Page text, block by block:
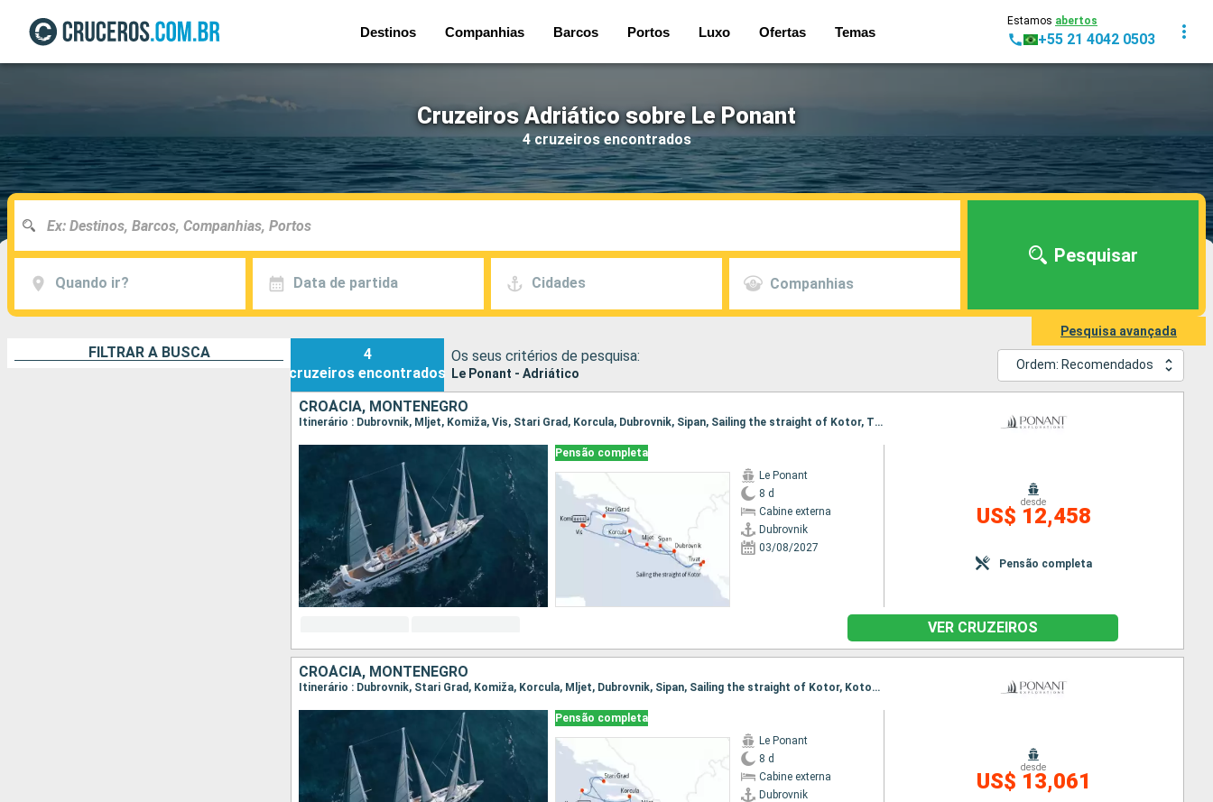
Destinos Companhias Barcos Portos Luxo Ofertas Temas
Estamos abertos
+55 21 4042 0503
Cruzeiros Adriático sobre Le Ponant
4 cruzeiros encontrados
Quando ir? Data de partida Cidades Companhias
Pesquisar
Pesquisa avançada
FILTRAR A BUSCA
4
cruzeiros encontrados
Os seus critérios de pesquisa:
Le Ponant - Adriático
Ordem: Recomendados
CROÁCIA, MONTENEGRO
Itinerário : Dubrovnik, Mljet, Komiža, Vis, Stari Grad, Korcula, Dubrovnik, Sipan, Sailing the straight of Kotor, Tivat, Dubrovnik
Pensão completa
Le Ponant
8 d
Cabine externa
Dubrovnik
03/08/2027
desde
US$ 12,458
Pensão completa
VER CRUZEIROS
CROÁCIA, MONTENEGRO
Itinerário : Dubrovnik, Stari Grad, Komiža, Korcula, Mljet, Dubrovnik, Sipan, Sailing the straight of Kotor, Kotor, Dubrovnik
Pensão completa
Le Ponant
8 d
Cabine externa
Dubrovnik
desde
US$ 13,061